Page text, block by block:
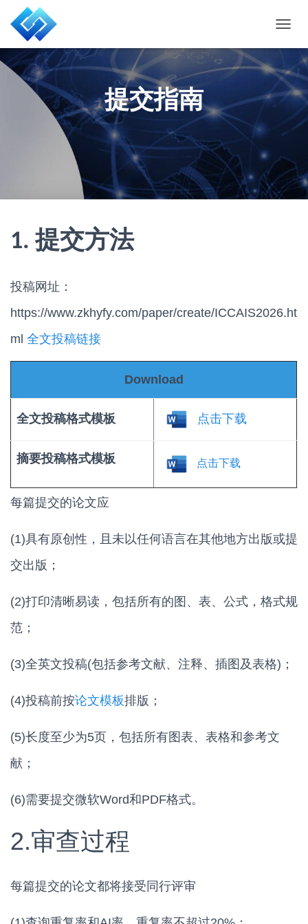
O
G
E
A
T
提交指南
1. 提交方法
投稿网址：
https://www.zkhyfy.com/paper/create/ICCAIS2026.ht
ml 全文投稿链接
Download
全文投稿格式模板 点击下载
摘要投稿格式模板 点击下载
每篇提交的论文应
(1)具有原创性，且未以任何语言在其他地方出版或提
交出版；
(2)打印清晰易读，包括所有的图、表、公式，格式规
范；
(3)全英文投稿(包括参考文献、注释、插图及表格)；
(4)投稿前按论文模板排版；
(5)长度至少为5页，包括所有图表、表格和参考文
献；
(6)需要提交微软Word和PDF格式。
2.审查过程
每篇提交的论文都将接受同行评审